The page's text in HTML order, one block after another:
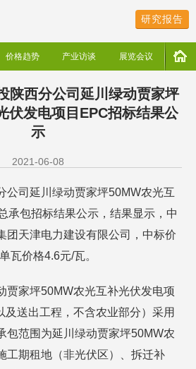
研究报告
价格趋势 产业访谈 展览会议
陕西分公司延川绿动贾家坪
伏发电项目EPC招标结果公
示
2021-06-08
公司延川绿动贾家坪50MW农光互
承包招标结果公示，结果显示，中
团天津电力建设有限公司，中标价
瓦价格4.6元/瓦。
贾家坪50MW农光互补光伏发电项
及送出工程，不含农业部分）采用
包范围为延川绿动贾家坪50MW农
工期租地（非光伏区）、拆迁补